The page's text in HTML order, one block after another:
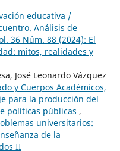
educativa /
Análisis de
36 Núm. 88 (2024): El
mitos, realidades y
José Leonardo Vázquez
y Cuerpos Académicos,
para la producción del
políticas públicas ,
universitarios:
de la
II